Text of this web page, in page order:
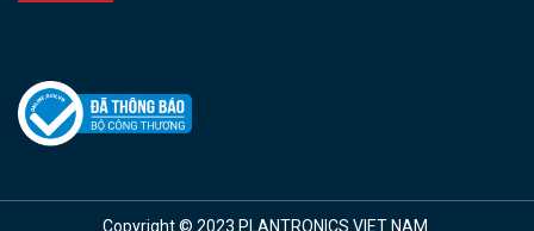
Copyright © 2023 PLANTRONICS VIET NAM.